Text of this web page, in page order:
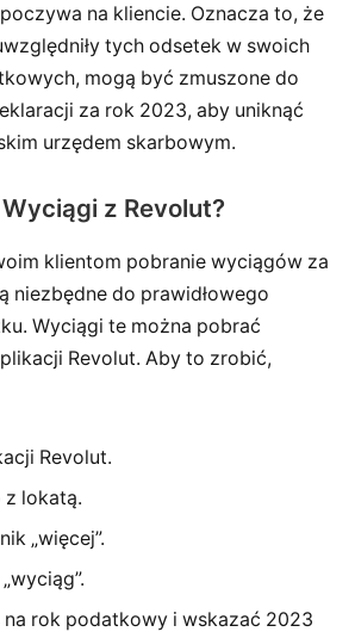
na kliencie. Oznacza to, że
tych odsetek w swoich
mogą być zmuszone do
za rok 2023, aby uniknąć
urzędem skarbowym.
z Revolut?
klientom pobranie wyciągów za
niezbędne do prawidłowego
Wyciągi te można pobrać
Revolut. Aby to zrobić,
Revolut.
lokatą.
„więcej”.
na rok podatkowy i wskazać 2023